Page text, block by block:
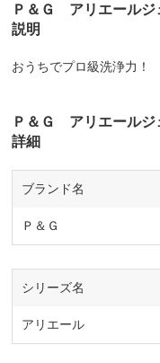
Ｐ＆Ｇ アリエールジ
説明
おうちでプロ級洗浄力！
Ｐ＆Ｇ アリエールジ
詳細
ブランド名
Ｐ＆Ｇ
シリーズ名
アリエール